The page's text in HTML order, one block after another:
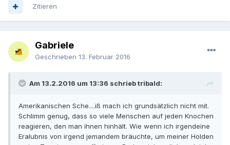
Zitieren
Gabriele
Geschrieben 13. Februar 2016
Am 13.2.2016 um 13:36 schrieb tribald:
Amerikanischen Sche....iß mach ich grundsätzlich nicht mit.
Schlimm genug, dass so viele Menschen auf jeden Knochen
reagieren, den man ihnen hinhält. Wie wenn ich irgendeine
Eralubnis von irgend jemandem bräuchte, um meiner Holden